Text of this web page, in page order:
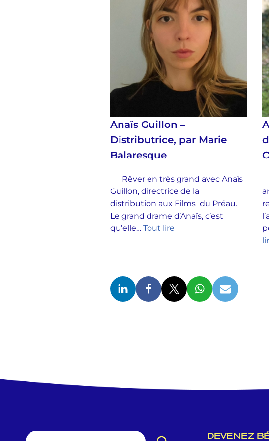
Anaïs Guillon –
Distributrice, par Marie
Balaresque
Rêver en très grand avec Anaïs
Guillon, directrice de la
distribution aux Films du Préau.
Le grand drame d’Anaïs, c’est
qu’elle… Tout lire
DEVENEZ